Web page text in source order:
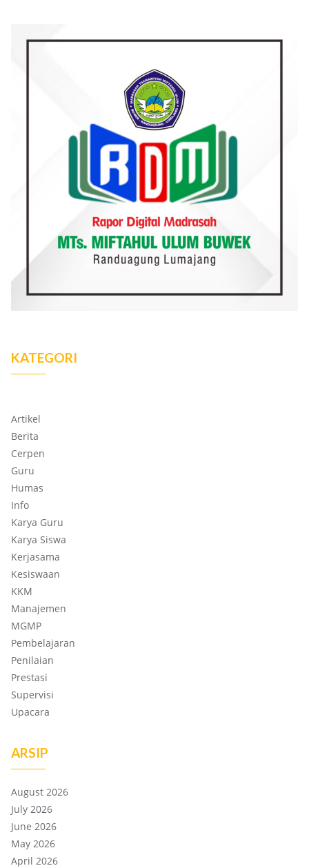
KATEGORI
Artikel
Berita
Cerpen
Guru
Humas
Info
Karya Guru
Karya Siswa
Kerjasama
Kesiswaan
KKM
Manajemen
MGMP
Pembelajaran
Penilaian
Prestasi
Supervisi
Upacara
ARSIP
August 2026
July 2026
June 2026
May 2026
April 2026